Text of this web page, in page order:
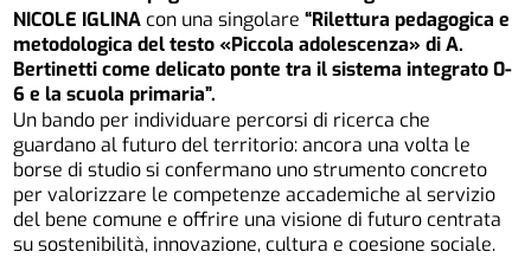
NICOLE IGLINA con una singolare “Rilettura pedagogica e
metodologica del testo «Piccola adolescenza» di A.
Bertinetti come delicato ponte tra il sistema integrato 0-
6 e la scuola primaria”.
Un bando per individuare percorsi di ricerca che
guardano al futuro del territorio: ancora una volta le
borse di studio si confermano uno strumento concreto
per valorizzare le competenze accademiche al servizio
del bene comune e offrire una visione di futuro centrata
su sostenibilità, innovazione, cultura e coesione sociale.